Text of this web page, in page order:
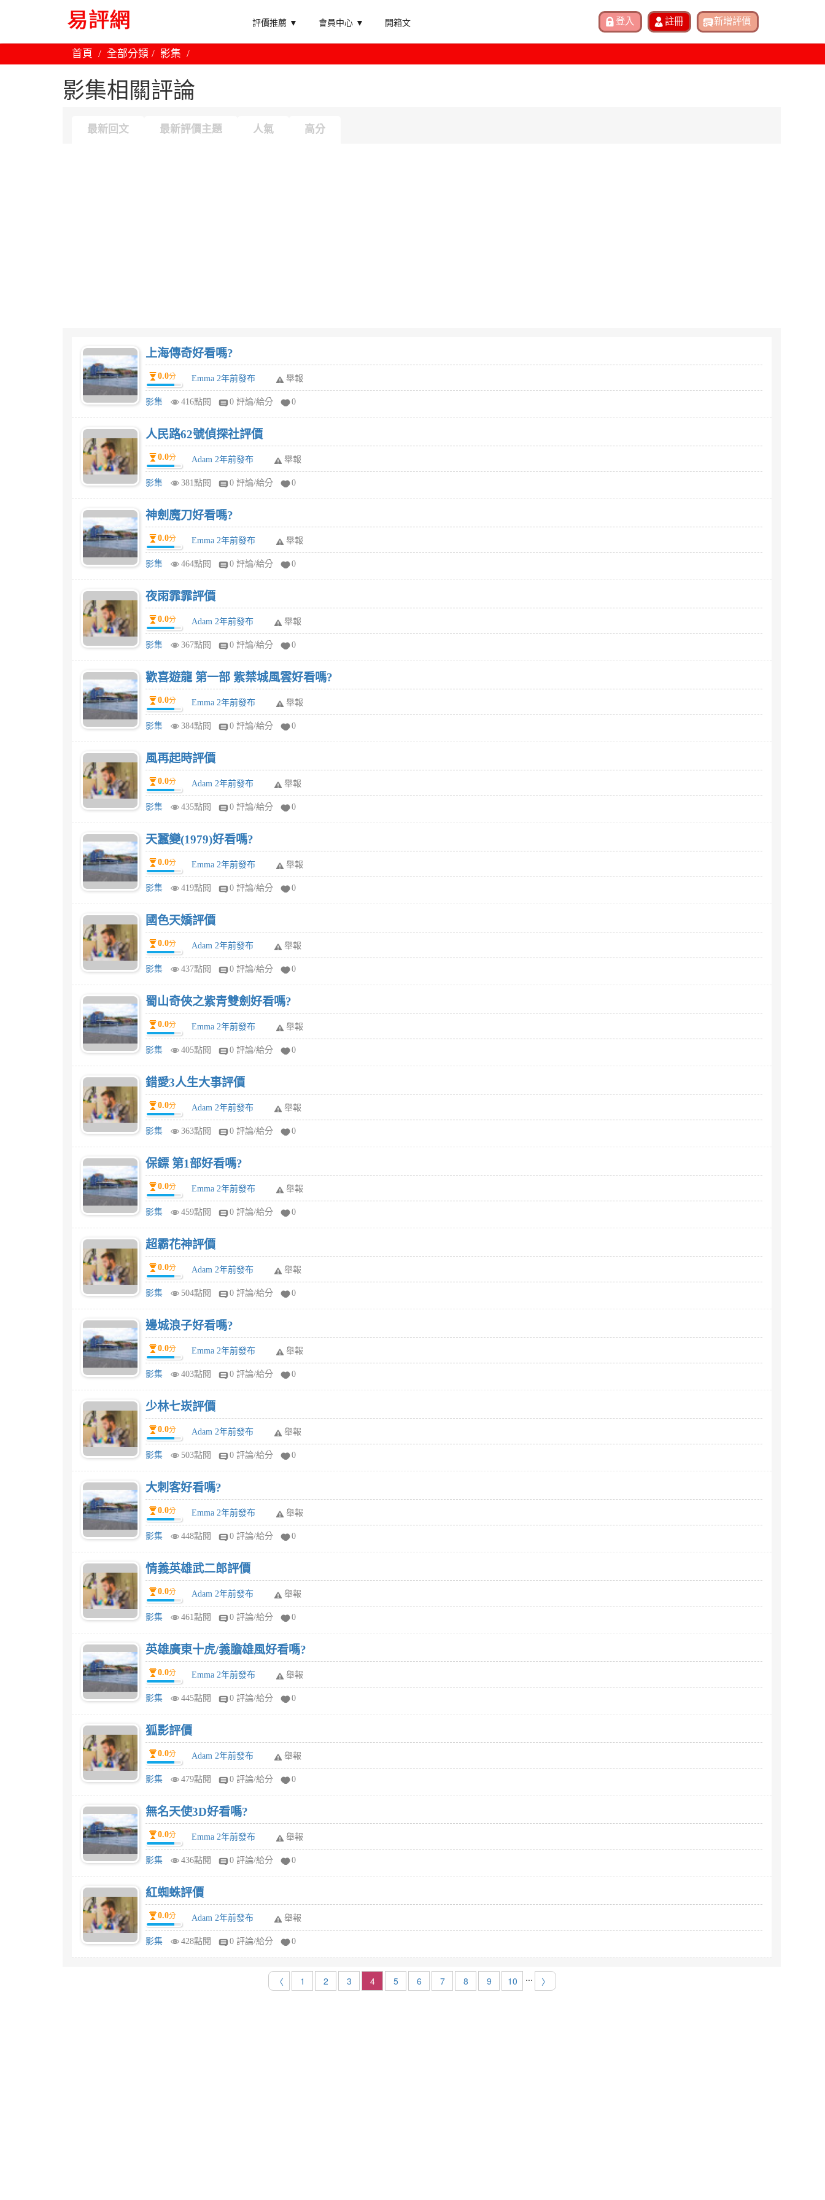
評價推薦 ▼ 會員中心 ▼ 開箱文
首頁 全部分類 影集
影集相關評論
最新回文 最新評價主題 人氣 高分
上海傳奇好看嗎?
0.0分 Emma 2年前發布 舉報
影集 416點閱 0 評論/給分 0
人民路62號偵探社評價
0.0分 Adam 2年前發布 舉報
影集 381點閱 0 評論/給分 0
神劍魔刀好看嗎?
0.0分 Emma 2年前發布 舉報
影集 464點閱 0 評論/給分 0
夜雨霏霏評價
0.0分 Adam 2年前發布 舉報
影集 367點閱 0 評論/給分 0
歡喜遊龍 第一部 紫禁城風雲好看嗎?
0.0分 Emma 2年前發布 舉報
影集 384點閱 0 評論/給分 0
風再起時評價
0.0分 Adam 2年前發布 舉報
影集 435點閱 0 評論/給分 0
天蠶變(1979)好看嗎?
0.0分 Emma 2年前發布 舉報
影集 419點閱 0 評論/給分 0
國色天嬌評價
0.0分 Adam 2年前發布 舉報
影集 437點閱 0 評論/給分 0
蜀山奇俠之紫青雙劍好看嗎?
0.0分 Emma 2年前發布 舉報
影集 405點閱 0 評論/給分 0
錯愛3人生大事評價
0.0分 Adam 2年前發布 舉報
影集 363點閱 0 評論/給分 0
保鏢 第1部好看嗎?
0.0分 Emma 2年前發布 舉報
影集 459點閱 0 評論/給分 0
超霸花神評價
0.0分 Adam 2年前發布 舉報
影集 504點閱 0 評論/給分 0
邊城浪子好看嗎?
0.0分 Emma 2年前發布 舉報
影集 403點閱 0 評論/給分 0
少林七崁評價
0.0分 Adam 2年前發布 舉報
影集 503點閱 0 評論/給分 0
大刺客好看嗎?
0.0分 Emma 2年前發布 舉報
影集 448點閱 0 評論/給分 0
情義英雄武二郎評價
0.0分 Adam 2年前發布 舉報
影集 461點閱 0 評論/給分 0
英雄廣東十虎/義膽雄風好看嗎?
0.0分 Emma 2年前發布 舉報
影集 445點閱 0 評論/給分 0
狐影評價
0.0分 Adam 2年前發布 舉報
影集 479點閱 0 評論/給分 0
無名天使3D好看嗎?
0.0分 Emma 2年前發布 舉報
影集 436點閱 0 評論/給分 0
紅蜘蛛評價
0.0分 Adam 2年前發布 舉報
影集 428點閱 0 評論/給分 0
〈 1 2 3 4 5 6 7 8 9 10 ... 〉